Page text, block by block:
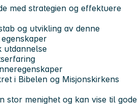
med strategien og effektuere
og utvikling av denne
utdannelse
i Bibelen og Misjonskirkens
stor menighet og kan vise til gode